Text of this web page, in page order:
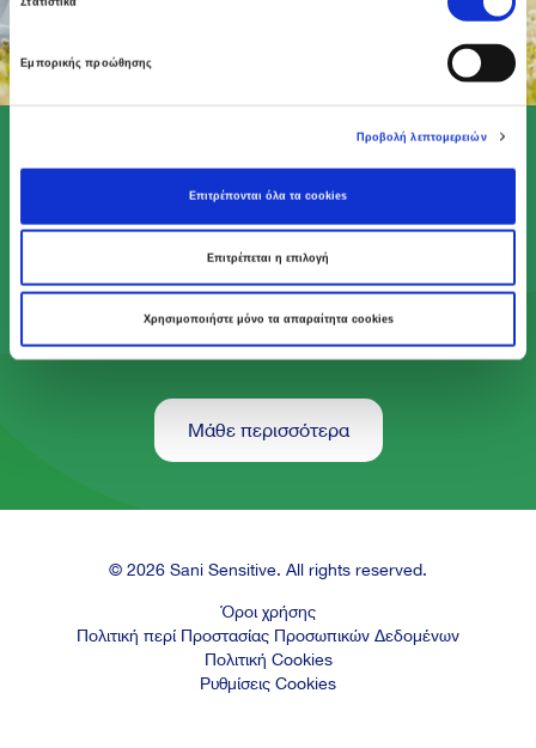
Εμπορικής προώθησης
Προβολή λεπτομερειών
Επιτρέπονται όλα τα cookies
Επιτρέπεται η επιλογή
Χρησιμοποιήστε μόνο τα απαραίτητα cookies
Με το Πρόγραμμα Act Green, κάνουμε πράξη το
αίσθημα φροντίδας που βρίσκεται στον πυρήνα
καλύτερο μέλλον στις επόμενες γενιές.
Μάθε περισσότερα
© 2026 Sani Sensitive. All rights reserved.
Όροι χρήσης
Πολιτική περί Προστασίας Προσωπικών Δεδομένων
Πολιτική Cookies
Ρυθμίσεις Cookies